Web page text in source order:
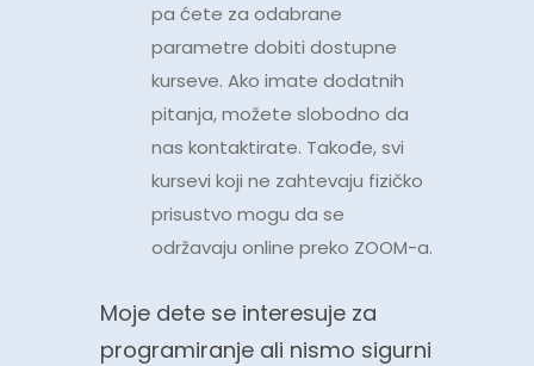
pa ćete za odabrane
parametre dobiti dostupne
kurseve. Ako imate dodatnih
pitanja, možete slobodno da
nas kontaktirate. Takođe, svi
kursevi koji ne zahtevaju fizičko
prisustvo mogu da se
održavaju online preko ZOOM-a.
Moje dete se interesuje za
programiranje ali nismo sigurni